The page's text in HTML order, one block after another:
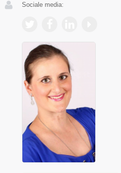
Sociale media: